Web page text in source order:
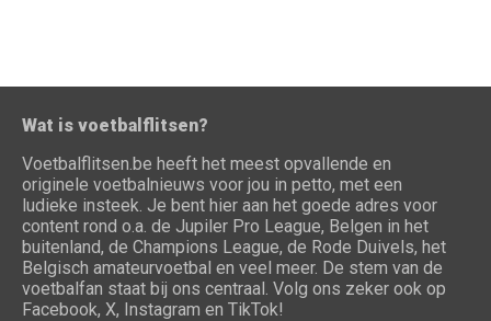
Wat is voetbalflitsen?
Voetbalflitsen.be heeft het meest opvallende en
originele voetbalnieuws voor jou in petto, met een
ludieke insteek. Je bent hier aan het goede adres voor
content rond o.a. de Jupiler Pro League, Belgen in het
buitenland, de Champions League, de Rode Duivels, het
Belgisch amateurvoetbal en veel meer. De stem van de
voetbalfan staat bij ons centraal. Volg ons zeker ook op
Facebook, X, Instagram en TikTok!